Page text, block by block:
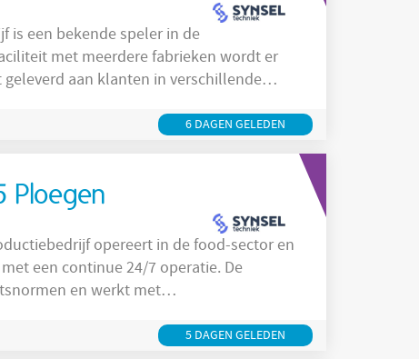
aan klanten in verschillende
efficiency en6 DAGEN GELEDEN
Ploegen
een continue 24/7 operatie. De
en werkt met
opleidingsprogramma's om5 DAGEN GELEDEN